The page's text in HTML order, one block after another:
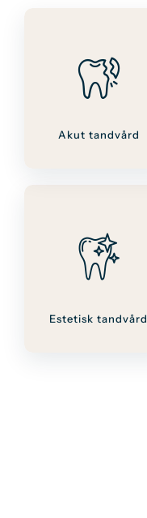
Estetisk tandvård
Akut tandvård